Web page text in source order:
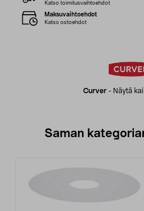
Curver- Näytä
Katso toimitusvaihtoehdot
Maksuvaihtoehdot
Katso ostoehdot
Saman